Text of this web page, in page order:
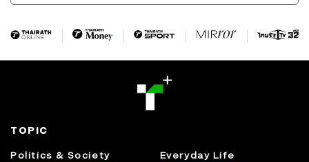
TOPIC
Politics & Society Everyday Life